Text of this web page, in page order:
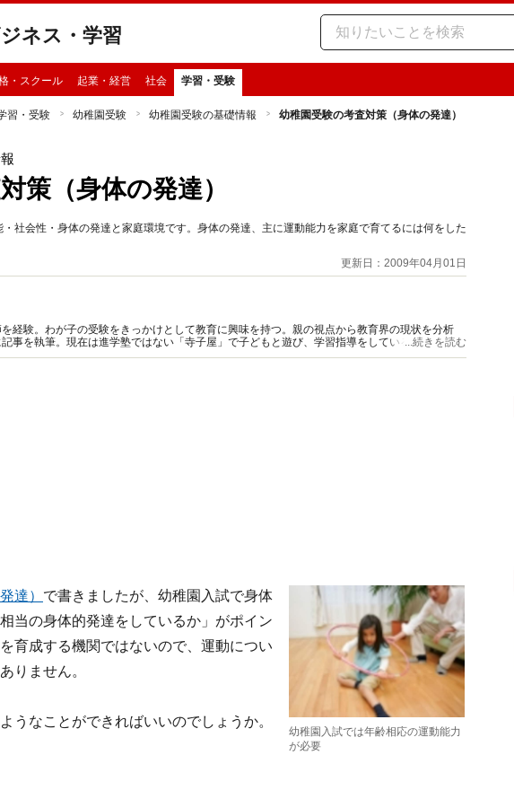
ネス・学習
・スクール 起業・経営 社会 学習・受験
習・受験 幼稚園受験 幼稚園受験の基礎情報 幼稚園受験の考査対策（身体の発達）
策（身体の発達）
社会性・身体の発達と家庭環境です。身体の発達、主に運動能力を家庭で育てるには何をした
更新日：2009年04月01日
経験。わが子の受験をきっかけとして教育に興味を持つ。親の視点から教育界の現状を分析
事を執筆。現在は進学塾ではない「寺子屋」で子どもと遊び、学習指導をしている。子どもの
...続きを読む
幼稚園入試では年齢相応の運動能力
が必要
達） で書きましたが、幼稚園入試で身体
当の身体的発達をしているか」がポイン
育成する機関ではないので、運動につい
りません。
うなことができればいいのでしょうか。